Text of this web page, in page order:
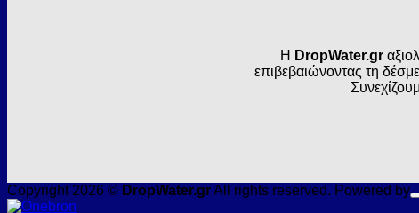
Η DropWater.gr
επιβεβαιώνοντας τη
Copyright 2026 © DropWater.grAll rights reserved. Powered by